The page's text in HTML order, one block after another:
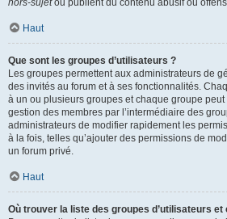
hors-sujetou publient du contenu abusif ou
Haut
Que sont les groupes d’utilisateurs ?
Les groupes permettent aux administrateurs de
des invités au forum et à ses fonctionnalités.
à un ou plusieurs groupes et chaque groupe
gestion des membres par l’intermédiaire des
administrateurs de modifier rapidement les
à la fois, telles qu’ajouter des permissions de
un forum privé.
Haut
Où trouver la liste des groupes d’utilisateurs